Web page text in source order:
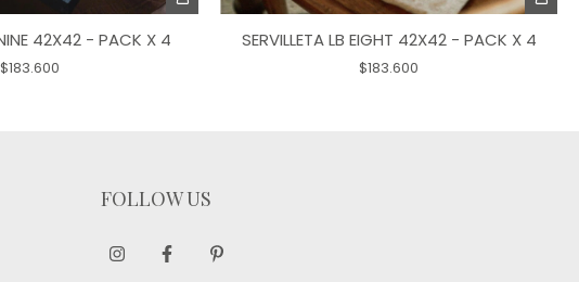
42X42 - PACK X 4
$183.600
SERVILLETA LB EIGHT 42X42 - PACK X 4
$183.600
FOLLOW US